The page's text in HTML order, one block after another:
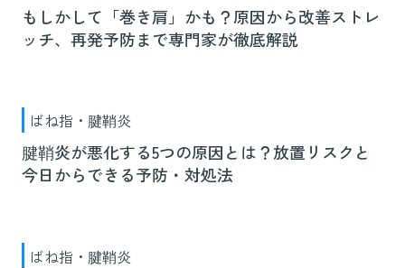
もしかして「巻き肩」かも？原因から改善ストレ
ッチ、再発予防まで専門家が徹底解説
ばね指・腱鞘炎
腱鞘炎が悪化する5つの原因とは？放置リスクと
今日からできる予防・対処法
ばね指・腱鞘炎